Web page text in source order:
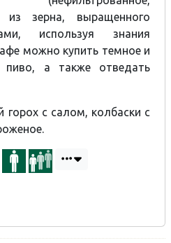
из зерна, выращенного
используя знания
можно купить темное и
пиво, а также отведать
горох с салом, колбаски с